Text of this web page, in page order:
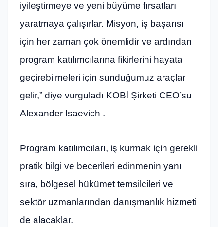
iyileştirmeye ve yeni büyüme fırsatları
yaratmaya çalışırlar. Misyon, iş başarısı
için her zaman çok önemlidir ve ardından
program katılımcılarına fikirlerini hayata
geçirebilmeleri için sunduğumuz araçlar
gelir,” diye vurguladı KOBİ Şirketi CEO’su
Alexander Isaevich .
Program katılımcıları, iş kurmak için gerekli
pratik bilgi ve becerileri edinmenin yanı
sıra, bölgesel hükümet temsilcileri ve
sektör uzmanlarından danışmanlık hizmeti
de alacaklar.